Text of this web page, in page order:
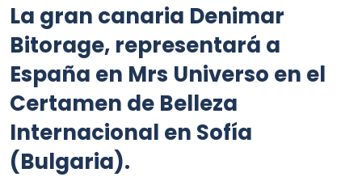
La gran canaria Denimar
Bitorage, representará a
España en Mrs Universo en el
Certamen de Belleza
Internacional en Sofía
(Bulgaria).